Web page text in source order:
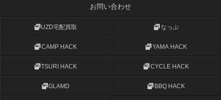
お問い合わせ
UZD宅配買取 なっぷ
CAMP HACK YAMA HACK
TSURI HACK CYCLE HACK
GLAMD BBQ HACK